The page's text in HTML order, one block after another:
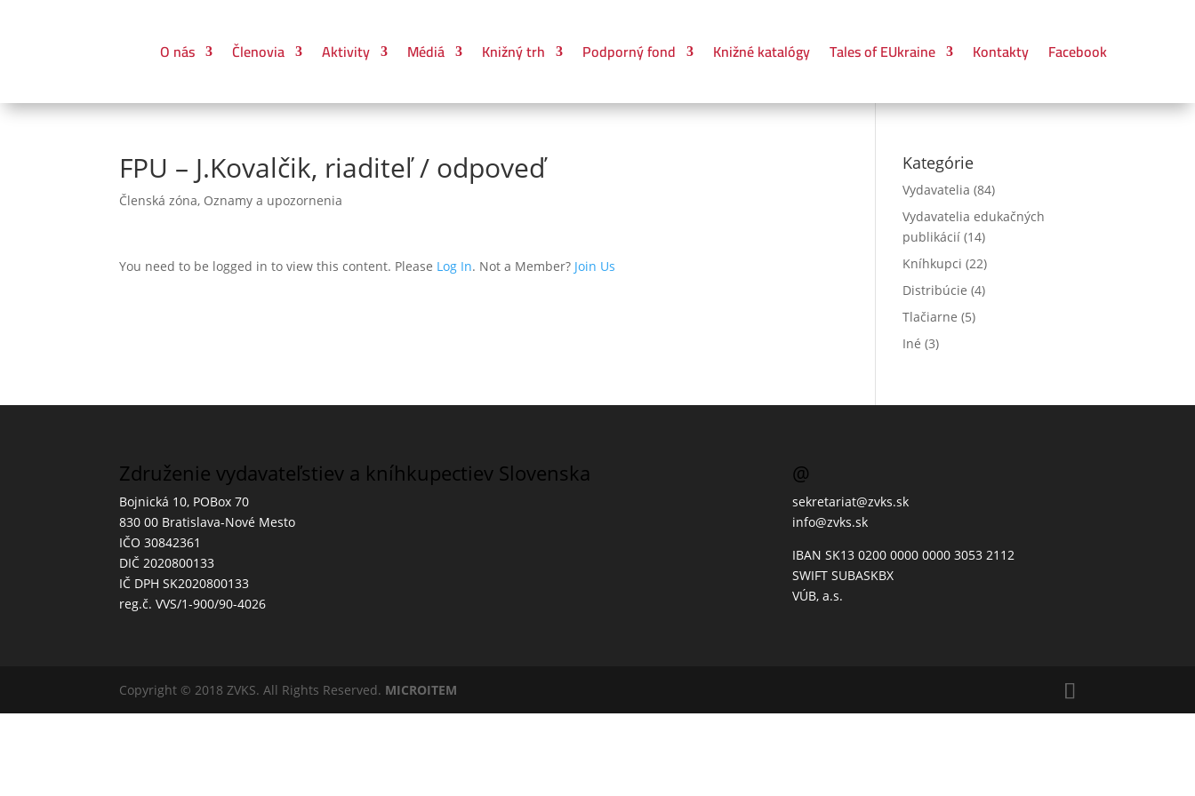
O nás Členovia Aktivity Médiá Knižný trh Podporný fond Knižné katalógy Tales of EUkraine Kontakty Facebook
FPU – J.Kovalčik, riaditeľ / odpoveď
Členská zóna, Oznamy a upozornenia
You need to be logged in to view this content. Please Log In. Not a Member? Join Us
Kategórie
Vydavatelia (84)
Vydavatelia edukačných
publikácií (14)
Kníhkupci (22)
Distribúcie (4)
Tlačiarne (5)
Iné (3)
Združenie vydavateľstiev a kníhkupectiev Slovenska
Bojnická 10, POBox 70
830 00 Bratislava-Nové Mesto
IČO 30842361
DIČ 2020800133
IČ DPH SK2020800133
reg.č. VVS/1-900/90-4026
@
sekretariat@zvks.sk
info@zvks.sk
IBAN SK13 0200 0000 0000 3053 2112
SWIFT SUBASKBX
VÚB, a.s.
Copyright © 2018 ZVKS. All Rights Reserved. MICROITEM